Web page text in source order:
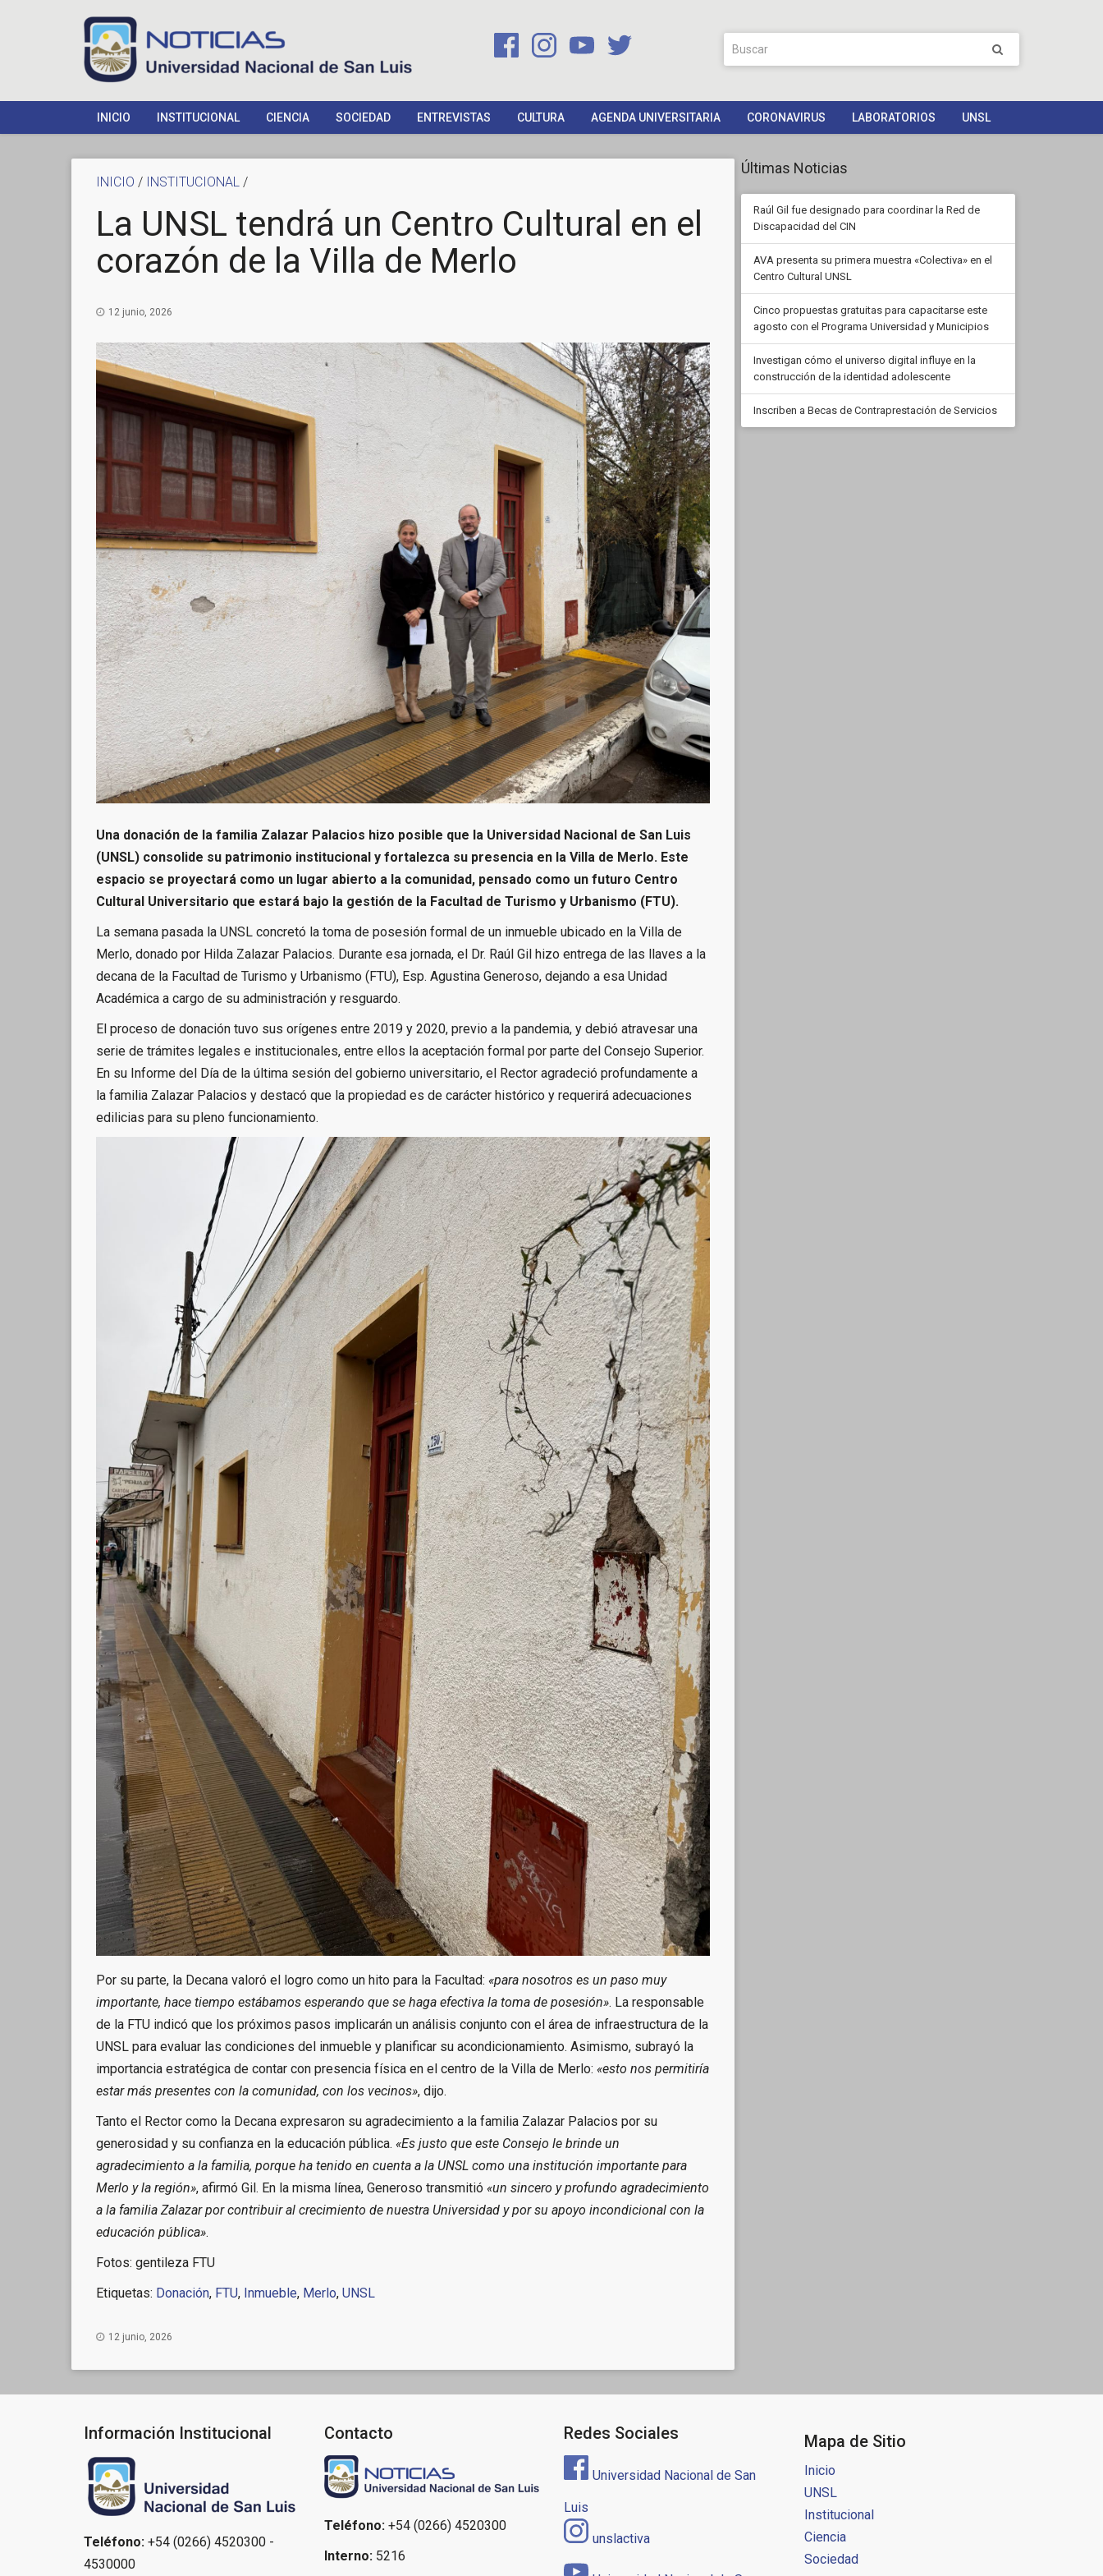
INICIO INSTITUCIONAL CIENCIA SOCIEDAD ENTREVISTAS CULTURA AGENDA UNIVERSITARIA CORONAVIRUS LABORATORIOS UNSL
INICIO / INSTITUCIONAL /
La UNSL tendrá un Centro Cultural en el
corazón de la Villa de Merlo
12 junio, 2026
Una donación de la familia Zalazar Palacios hizo posible que la Universidad Nacional de San Luis
(UNSL) consolide su patrimonio institucional y fortalezca su presencia en la Villa de Merlo. Este
espacio se proyectará como un lugar abierto a la comunidad, pensado como un futuro Centro
Cultural Universitario que estará bajo la gestión de la Facultad de Turismo y Urbanismo (FTU).
La semana pasada la UNSL concretó la toma de posesión formal de un inmueble ubicado en la Villa de
Merlo, donado por Hilda Zalazar Palacios. Durante esa jornada, el Dr. Raúl Gil hizo entrega de las llaves a la
decana de la Facultad de Turismo y Urbanismo (FTU), Esp. Agustina Generoso, dejando a esa Unidad
Académica a cargo de su administración y resguardo.
El proceso de donación tuvo sus orígenes entre 2019 y 2020, previo a la pandemia, y debió atravesar una
serie de trámites legales e institucionales, entre ellos la aceptación formal por parte del Consejo Superior.
En su Informe del Día de la última sesión del gobierno universitario, el Rector agradeció profundamente a
la familia Zalazar Palacios y destacó que la propiedad es de carácter histórico y requerirá adecuaciones
edilicias para su pleno funcionamiento.
Por su parte, la Decana valoró el logro como un hito para la Facultad: «para nosotros es un paso muy
importante, hace tiempo estábamos esperando que se haga efectiva la toma de posesión». La responsable
de la FTU indicó que los próximos pasos implicarán un análisis conjunto con el área de infraestructura de la
UNSL para evaluar las condiciones del inmueble y planificar su acondicionamiento. Asimismo, subrayó la
importancia estratégica de contar con presencia física en el centro de la Villa de Merlo: «esto nos permitiría
estar más presentes con la comunidad, con los vecinos», dijo.
Tanto el Rector como la Decana expresaron su agradecimiento a la familia Zalazar Palacios por su
generosidad y su confianza en la educación pública. «Es justo que este Consejo le brinde un
agradecimiento a la familia, porque ha tenido en cuenta a la UNSL como una institución importante para
Merlo y la región», afirmó Gil. En la misma línea, Generoso transmitió «un sincero y profundo agradecimiento
a la familia Zalazar por contribuir al crecimiento de nuestra Universidad y por su apoyo incondicional con la
educación pública».
Fotos: gentileza FTU
Etiquetas: Donación, FTU, Inmueble, Merlo, UNSL
12 junio, 2026
Últimas Noticias
Raúl Gil fue designado para coordinar la Red de
Discapacidad del CIN
AVA presenta su primera muestra «Colectiva» en el
Centro Cultural UNSL
Cinco propuestas gratuitas para capacitarse este
agosto con el Programa Universidad y Municipios
Investigan cómo el universo digital influye en la
construcción de la identidad adolescente
Inscriben a Becas de Contraprestación de Servicios
Información Institucional
Teléfono: +54 (0266) 4520300 -
4530000
Contacto
Teléfono:+54 (0266) 4520300
Interno:5216
Redes Sociales
Universidad Nacional de San
Luis
unslactiva
Mapa de Sitio
Inicio
UNSL
Institucional
Ciencia
Sociedad